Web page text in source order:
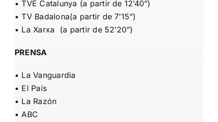
• TVE Catalunya (a partir de 12’40”)
• TV Badalona(a partir de 7’15”)
• La Xarxa (a partir de 52’20”)
PRENSA
• La Vanguardia
• El País
• La Razón
• ABC